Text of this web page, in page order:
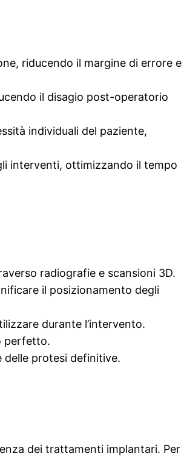
riducendo il margine di errore e
il disagio post-operatorio
individuali del paziente,
interventi, ottimizzando il tempo
radiografie e scansioni 3D.
il posizionamento degli
durante l’intervento.
perfetto.
delle protesi definitive.
dei trattamenti implantari. Per